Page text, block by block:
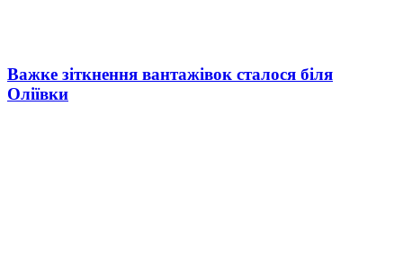
Важке зіткнення вантажівок сталося біля
Оліївки